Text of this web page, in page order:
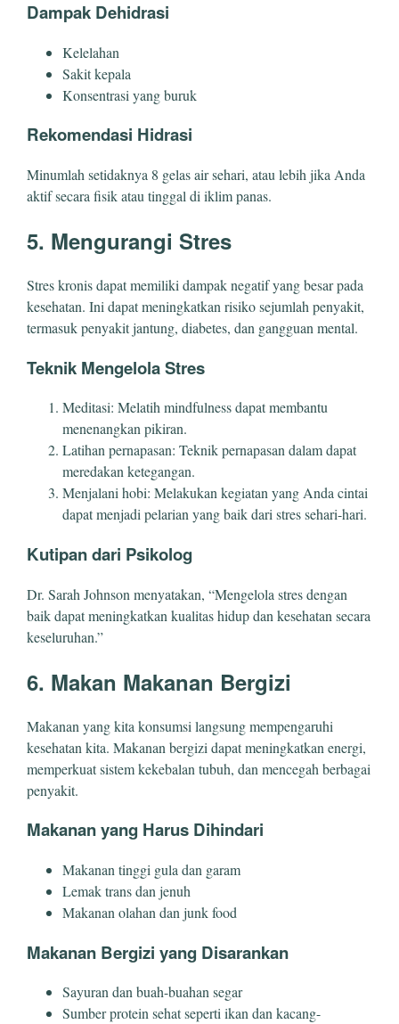
Dampak Dehidrasi
Kelelahan
Sakit kepala
Konsentrasi yang buruk
Rekomendasi Hidrasi
Minumlah setidaknya 8 gelas air sehari, atau lebih jika Anda
aktif secara fisik atau tinggal di iklim panas.
5. Mengurangi Stres
Stres kronis dapat memiliki dampak negatif yang besar pada
kesehatan. Ini dapat meningkatkan risiko sejumlah penyakit,
termasuk penyakit jantung, diabetes, dan gangguan mental.
Teknik Mengelola Stres
Meditasi: Melatih mindfulness dapat membantu
menenangkan pikiran.
Latihan pernapasan: Teknik pernapasan dalam dapat
meredakan ketegangan.
Menjalani hobi: Melakukan kegiatan yang Anda cintai
dapat menjadi pelarian yang baik dari stres sehari-hari.
Kutipan dari Psikolog
Dr. Sarah Johnson menyatakan, “Mengelola stres dengan
baik dapat meningkatkan kualitas hidup dan kesehatan secara
keseluruhan.”
6. Makan Makanan Bergizi
Makanan yang kita konsumsi langsung mempengaruhi
kesehatan kita. Makanan bergizi dapat meningkatkan energi,
memperkuat sistem kekebalan tubuh, dan mencegah berbagai
penyakit.
Makanan yang Harus Dihindari
Makanan tinggi gula dan garam
Lemak trans dan jenuh
Makanan olahan dan junk food
Makanan Bergizi yang Disarankan
Sayuran dan buah-buahan segar
Sumber protein sehat seperti ikan dan kacang-